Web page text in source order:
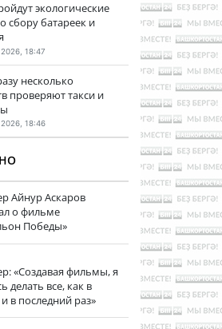
экологические
сбору батареек и
18:47
несколько
проверяют такси и
2026, 18:46
Айнур Аскаров
о фильме
Победы»
«Создавая фильмы, я
делать все, как в
в последний раз»